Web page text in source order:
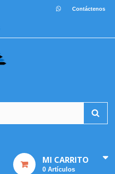
Contáctenos
MI CARRITO
0 Artículos